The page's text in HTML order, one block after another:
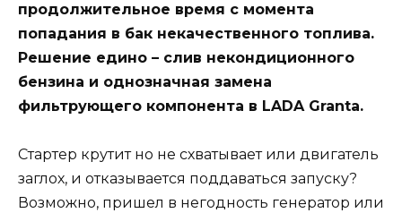
продолжительное время с момента
попадания в бак некачественного топлива.
Решение едино – слив некондиционного
бензина и однозначная замена
фильтрующего компонента в LADA Granta.
Стартер крутит но не схватывает или двигатель
заглох, и отказывается поддаваться запуску?
Возможно, пришел в негодность генератор или